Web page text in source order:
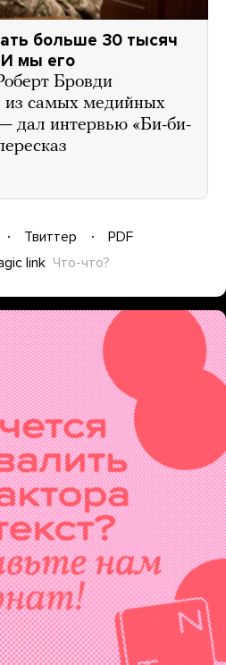
больше 30 тысяч
И мы его
Бровди
самых медийных
дал интервью «Би-би-
Твиттер
PDF
link Что-что?